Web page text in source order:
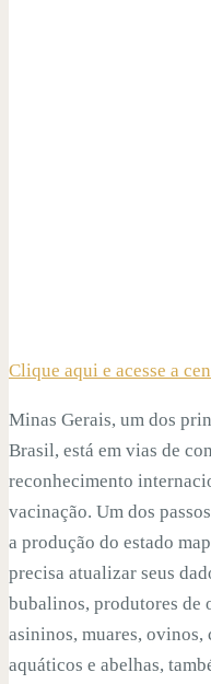
Clique aqui e acesse a
Minas Gerais, um dos
Brasil, está em vias de
reconhecimento
vacinação. Um dos
a produção do estado
precisa atualizar seus
bubalinos, produtores de
asininos, muares, ovinos,
aquáticos e abelhas,